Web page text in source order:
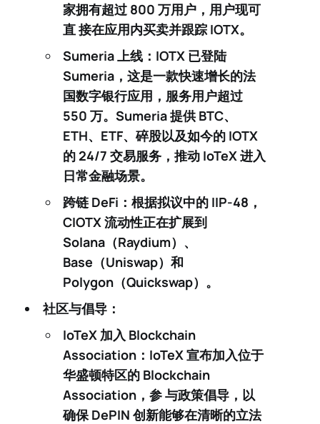
家拥有超过 800 万用户，用户现可
直 接在应用内买卖并跟踪 IOTX。
Sumeria 上线 ：IOTX 已登陆
Sumeria ，这是一款快速增长的法
国数字银行应用，服务用户超过
550 万。Sumeria 提供 BTC、
ETH、ETF、碎股以及如今的 IOTX
的 24/7 交易服务，推动 IoTeX 进入
日常金融场景。
跨链 DeFi ：根据拟议中的 IIP-48，
CIOTX 流动性正在扩展到
Solana（Raydium）、
Base（Uniswap）和
Polygon（Quickswap）。
社区与倡导：
IoTeX 加入 Blockchain
Association ：IoTeX 宣布加入位于
华盛顿特区的 Blockchain
Association ，参 与政策倡导，以
确保 DePIN 创新能够在清晰的立法